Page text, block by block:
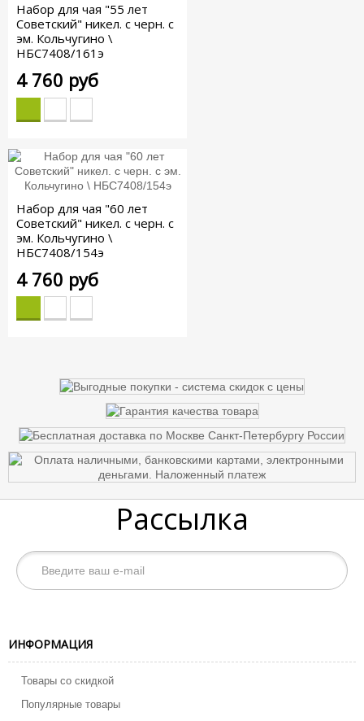
Набор для чая "55 лет
Советский" никел. с черн. с
эм. Кольчугино \
НБС7408/161э
4 760 руб
Набор для чая "60 лет
Советский" никел. с черн. с
эм. Кольчугино \
НБС7408/154э
4 760 руб
Рассылка
ИНФОРМАЦИЯ
Товары со скидкой
Популярные товары